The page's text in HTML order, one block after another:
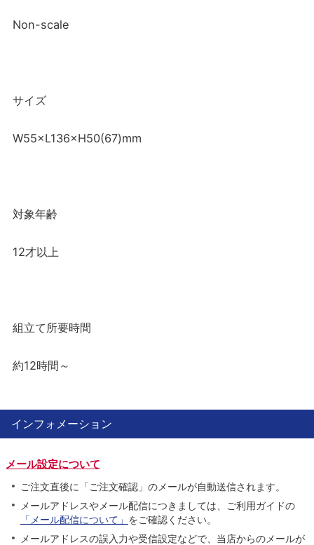
Non-scale
サイズ
W55×L136×H50(67)mm
対象年齢
12才以上
組立て所要時間
約12時間～
インフォメーション
メール設定について
ご注文直後に「ご注文確認」のメールが自動送信されます。
メールアドレスやメール配信につきましては、ご利用ガイドの
「メール配信について」 をご確認ください。
メールアドレスの誤入力や受信設定などで、当店からのメールが